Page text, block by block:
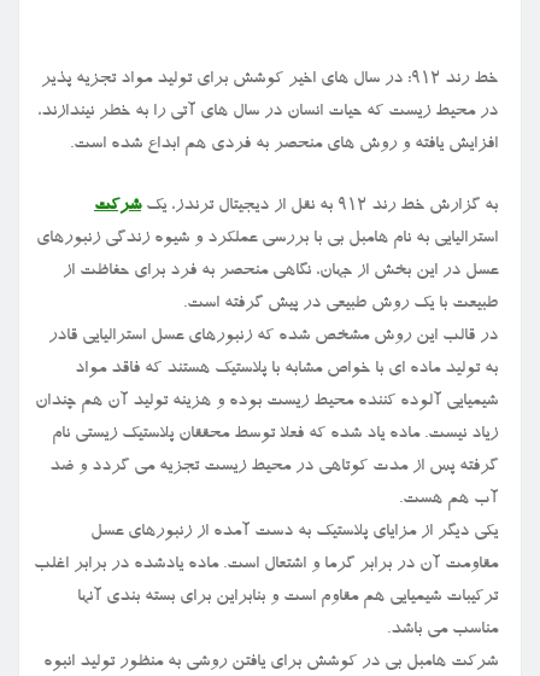
خط رند ۹۱۲: در سال های اخیر کوشش برای تولید مواد تجزیه پذیر
در محیط زیست که حیات انسان در سال های آتی را به خطر نیندازند،
افزایش یافته و روش های منحصر به فردی هم ابداع شده است.
به گزارش خط رند ۹۱۲ به نقل از دیجیتال ترندز، یک
شرکت
استرالیایی به نام هامبل بی با بررسی عملکرد و شیوه زندگی زنبورهای
عسل در این بخش از جهان، نگاهی منحصر به فرد برای حفاظت از
طبیعت با یک روش طبیعی در پیش گرفته است.
در قالب این روش مشخص شده که زنبورهای عسل استرالیایی قادر
به تولید ماده ای با خواص مشابه با پلاستیک هستند که فاقد مواد
شیمیایی آلوده کننده محیط زیست بوده و هزینه تولید آن هم چندان
زیاد نیست. ماده یاد شده که فعلا توسط محققان پلاستیک زیستی نام
گرفته پس از مدت کوتاهی در محیط زیست تجزیه می گردد و ضد
آب هم هست.
یکی دیگر از مزایای پلاستیک به دست آمده از زنبورهای عسل
مقاومت آن در برابر گرما و اشتعال است. ماده یادشده در برابر اغلب
ترکیبات شیمیایی هم مقاوم است و بنابراین برای بسته بندی آنها
مناسب می باشد.
شرکت هامبل بی در کوشش برای یافتن روشی به منظور تولید انبوه